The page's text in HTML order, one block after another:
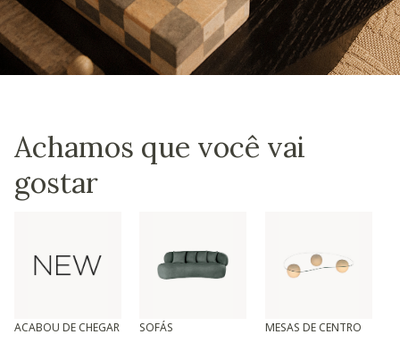
Achamos que você vai
gostar
ACABOU DE CHEGAR SOFÁS MESAS DE CENTRO